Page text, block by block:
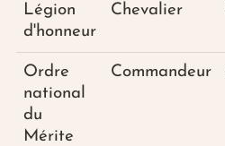
Légion
d'honneur
Chevalier
Ordre
national
du
Mérite
Commandeur